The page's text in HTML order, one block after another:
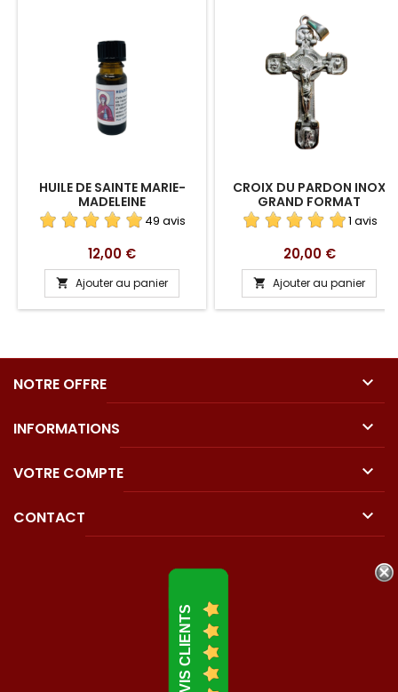
HUILE DE SAINTE MARIE-
MADELEINE
49 avis
Prix
12,00 €
 Ajouter au panier
CROIX DU PARDON INOX
GRAND FORMAT
1 avis
Prix
20,00 €
 Ajouter au panier
NOTRE OFFRE 
INFORMATIONS 
VOTRE COMPTE 
CONTACT 
AVIS CLIENTS